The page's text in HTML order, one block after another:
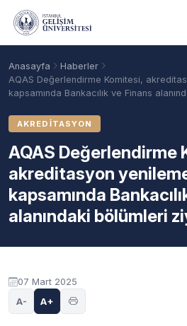
Ana içeriğe geç
Anasayfa
Haberler
AQAS Değerlendirme Komitesi,
kapsamında Bankacılık ve Finans
AKREDITASYON
AQAS Değerlendirme
akreditasyon
kapsamında
alanındaki bölümleri
07 Mart 2025
A- A+